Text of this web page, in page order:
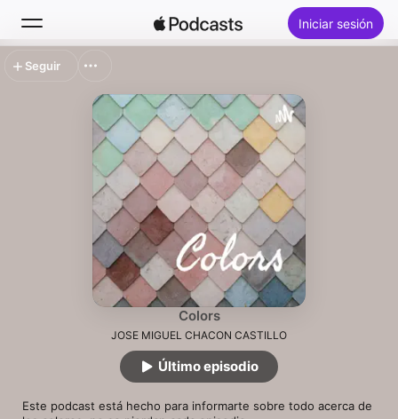
Iniciar sesión
Novedades
Colors
JOSE MIGUEL CHACON CASTILLO
Este podcast está hecho para informarte sobre todo acerca de
Último episodio
Seguir